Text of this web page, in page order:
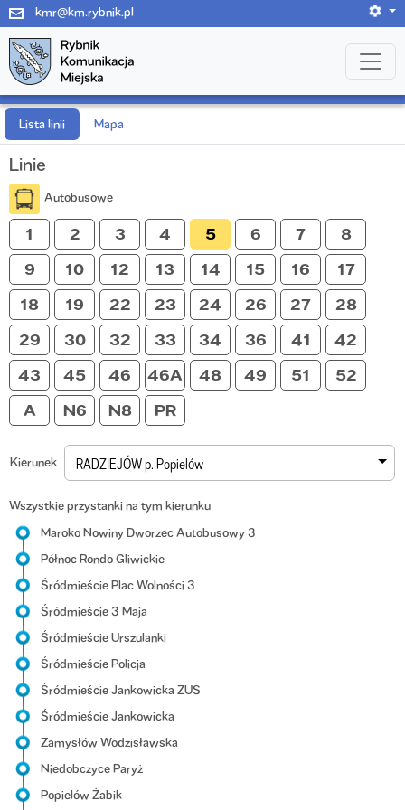
kmr@km.rybnik.pl
Lista linii Mapa
Linie
Autobusowe
Kierunek RADZIEJÓW p. Popielów
Wszystkie przystanki na tym kierunku
Maroko Nowiny Dworzec Autobusowy 3
Północ Rondo Gliwickie
Śródmieście Plac Wolności 3
Śródmieście 3 Maja
Śródmieście Urszulanki
Śródmieście Policja
Śródmieście Jankowicka ZUS
Śródmieście Jankowicka
Zamysłów Wodzisławska
Niedobczyce Paryż
Popielów Żabik